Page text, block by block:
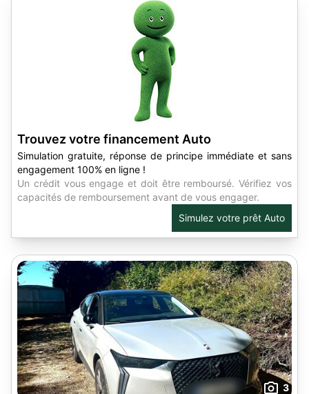
Trouvez votre financement Auto
Simulation gratuite, réponse de principe immédiate et sans
engagement 100% en ligne !
Un crédit vous engage et doit être remboursé. Vérifiez vos
capacités de remboursement avant de vous engager.
Simulez votre prêt Auto
3